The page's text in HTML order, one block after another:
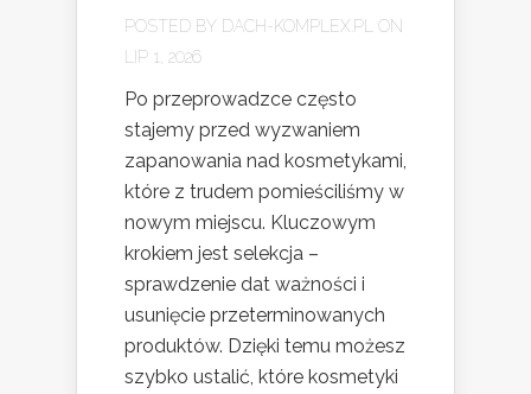
POSTED BY DACH-KOMPLEX.PL
ON
LIP 1, 2026
Po przeprowadzce często
stajemy przed wyzwaniem
zapanowania nad kosmetykami,
które z trudem pomieściliśmy w
nowym miejscu. Kluczowym
krokiem jest selekcja –
sprawdzenie dat ważności i
usunięcie przeterminowanych
produktów. Dzięki temu możesz
szybko ustalić, które kosmetyki